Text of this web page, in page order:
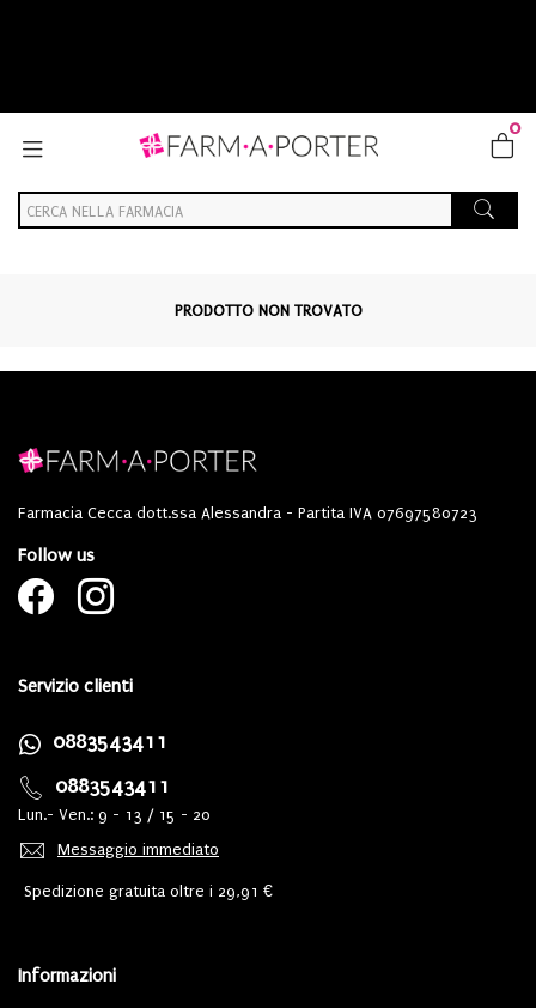
0
PRODOTTO NON TROVATO
Farmacia Cecca dott.ssa Alessandra - Partita IVA 07697580723
Follow us
Servizio clienti
0883543411
0883543411
Lun.- Ven.: 9 - 13 / 15 - 20
Messaggio immediato
Spedizione gratuita oltre i 29,91 €
Informazioni